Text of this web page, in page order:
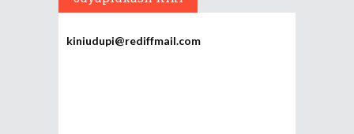
kiniudupi@rediffmail.com